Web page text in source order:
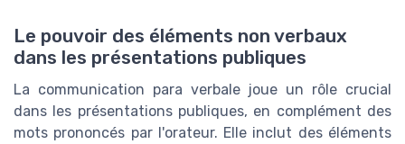
Le pouvoir des éléments non verbaux
dans les présentations publiques
La communication para verbale joue un rôle crucial
dans les présentations publiques, en complément des
mots prononcés par l'orateur. Elle inclut des éléments